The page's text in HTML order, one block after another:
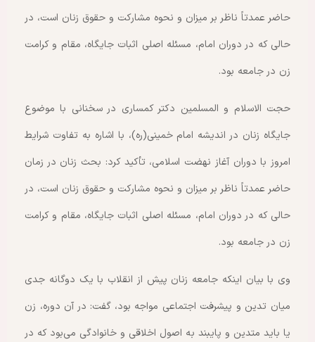
حاضر عمدتاً ناظر بر میزان و نحوه مشارکت و حقوق زنان است، در
حالی که در دوران امام، مسئله اصلی اثبات جایگاه، مقام و کرامت
زن در جامعه بود.
حجت الاسلام و المسلمین دکتر کمساری در سخنانی با موضوع
جایگاه زنان در اندیشه امام خمینی(ره)، با اشاره به تفاوت شرایط
امروز با دوران آغاز نهضت اسلامی، تأکید کرد: بحث زنان در زمان
حاضر عمدتاً ناظر بر میزان و نحوه مشارکت و حقوق زنان است، در
حالی که در دوران امام، مسئله اصلی اثبات جایگاه، مقام و کرامت
زن در جامعه بود.
وی با بیان اینکه جامعه زنان پیش از انقلاب با یک دوگانه جدی
میان تدین و پیشرفت اجتماعی مواجه بود، گفت: در آن دوره، زن
یا باید متدین و پایبند به اصول اخلاقی و خانوادگی می‌بود که در